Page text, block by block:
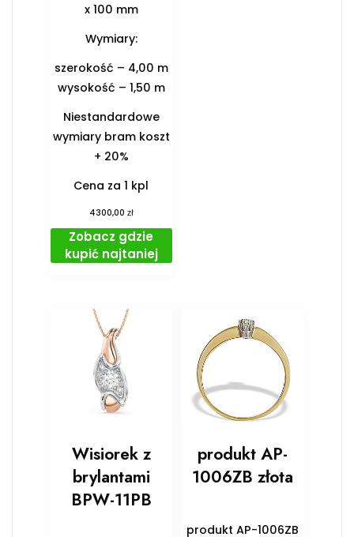
x 100 mm
Wymiary:
szerokość – 4,00 m
wysokość – 1,50 m
Niestandardowe
wymiary bram koszt
+ 20%
Cena za 1 kpl
4300,00 zł
Zobacz gdzie
kupić najtaniej
Wisiorek z
brylantami
BPW-11PB
produkt AP-
1006ZB złota
produkt AP-1006ZB